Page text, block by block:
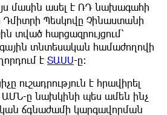
մասին ասել է ՌԴ նախագահի
Դմիտրի Պեսկովը Չինաստանի
տված հարցազրույցում՝
տնտեսական համաժողովի
է ՏԱՍՍ-ը։
ուշադրություն է հրավիրել
ը նախկինի պես ամեն ինչ
ճգնաժամի կարգավորման